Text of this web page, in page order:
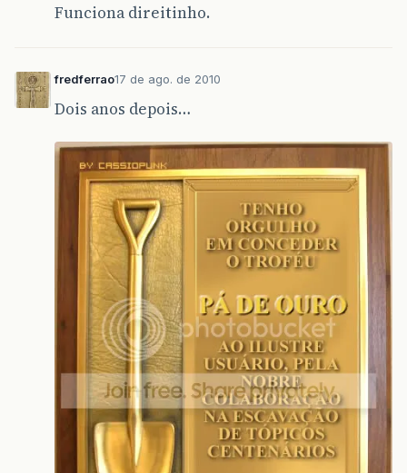
Funciona direitinho.
fredferrao17 de ago. de 2010
Dois anos depois…